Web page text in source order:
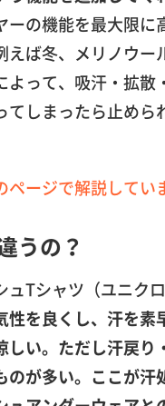
の機能を最大限
ば冬、メリノウ
って、吸汗・拡
しまったら止め
ページで解説してい
うの？
Tシャツ（ユニク
性を良くし、汗を
い。ただし汗戻
が多い。ここが